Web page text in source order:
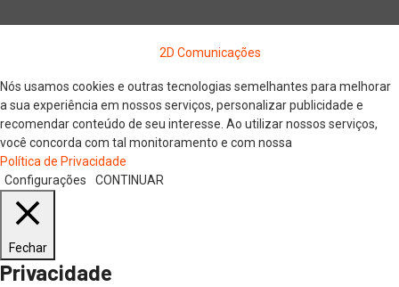
2D Comunicações
Nós usamos cookies e outras tecnologias semelhantes para melhorar
a sua experiência em nossos serviços, personalizar publicidade e
recomendar conteúdo de seu interesse. Ao utilizar nossos serviços,
você concorda com tal monitoramento e com nossa
Política de Privacidade
Configurações
CONTINUAR
Fechar
Privacidade